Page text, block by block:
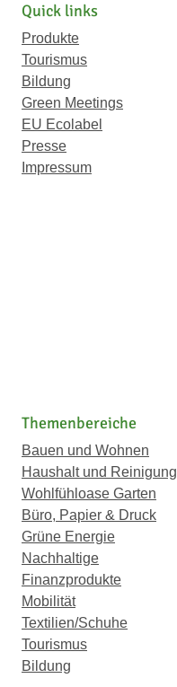
Quick links
Produkte
Tourismus
Bildung
Green Meetings
EU Ecolabel
Presse
Impressum
Themenbereiche
Bauen und Wohnen
Haushalt und Reinigung
Wohlfühloase Garten
Büro, Papier & Druck
Grüne Energie
Nachhaltige
Finanzprodukte
Mobilität
Textilien/Schuhe
Tourismus
Bildung